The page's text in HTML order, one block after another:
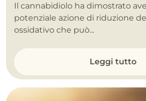
Il cannabidiolo ha dimostrato
potenziale azione di riduzione
ossidativo che può...
Leggi tutto